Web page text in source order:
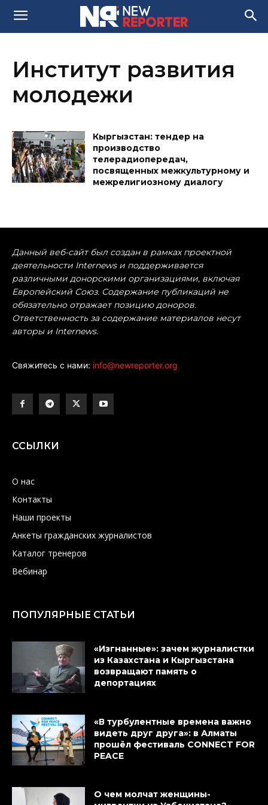
Институт развития
молодежи
Кыргызстан: тендер на
производство
телерадиопередач,
посвященных межкультурному и
межрелигиозному диалогу
Данный веб-сайт был создан в рамках проектной
деятельности Internews и поддерживается
различными донорскими организациями, включая
Европейский Союз. Содержание публикаций не
обязательно отражает позицию доноров.
Ответственность за содержание материалов несут
авторы и Internews.
Свяжитесь с нами: info@newreporter.org
ССЫЛКИ
О нас
Контакты
Наши проекты
Анкеты гражданских журналистов
Каталог тренеров
Вебинар
ПОПУЛЯРНЫЕ СТАТЬИ
«Изгнанные»: зачем журналистки
из Казахстана и Кыргызстана
возвращают память о
депортациях
«В турбулентные времена важно
видеть друг друга»: в Алматы
прошёл фестиваль CONNECT FOR
PEACE
О чем молчат женщины-